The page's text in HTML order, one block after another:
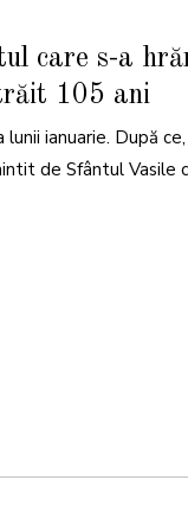
care s-a
105 ani
ianuarie. După ce,
de Sfântul Vasile